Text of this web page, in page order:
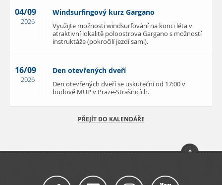
04/09
2026
Windsurfingový kurz Gargano
Využijte možnosti windsurfování na konci léta v
atraktivní lokalitě poloostrova Gargano s možností
instruktáže (pokročilí jezdí sami).
16/09
2026
Den otevřených dveří
Den otevřených dveří se uskuteční od 17:00 v
budově MUP v Praze-Strašnicích.
PŘEJÍT DO KALENDÁŘE